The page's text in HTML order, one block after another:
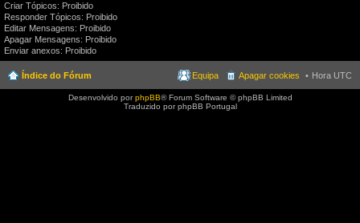
Criar Tópicos: Proibido
Responder Tópicos: Proibido
Editar Mensagens: Proibido
Apagar Mensagens: Proibido
Enviar anexos: Proibido
Índice do Fórum Hora UTC
Apagar cookies
Equipa
Desenvolvido porphpBB® Forum Software © phpBB Limited
Traduzido por phpBB Portugal